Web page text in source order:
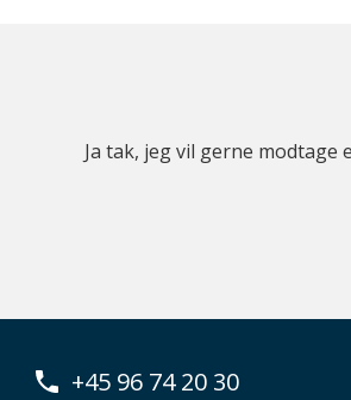
Ja tak, jeg vil gerne
+45 96 74 20 30